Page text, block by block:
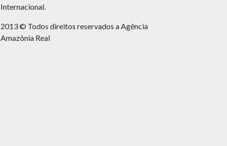
Internacional.
2013 © Todos direitos reservados a Agência
Amazônia Real